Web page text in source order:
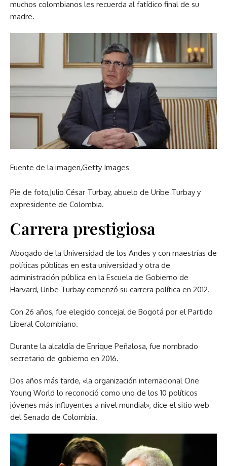
muchos colombianos les recuerda al fatídico final de su
madre.
Fuente de la imagen,Getty Images
Pie de foto,Julio César Turbay, abuelo de Uribe Turbay y
expresidente de Colombia.
Carrera prestigiosa
Abogado de la Universidad de los Andes y con maestrías de
políticas públicas en esta universidad y otra de
administración pública en la Escuela de Gobierno de
Harvard, Uribe Turbay comenzó su carrera política en 2012.
Con 26 años, fue elegido concejal de Bogotá por el Partido
Liberal Colombiano.
Durante la alcaldía de Enrique Peñalosa, fue nombrado
secretario de gobierno en 2016.
Dos años más tarde, «la organización internacional One
Young World lo reconoció como uno de los 10 políticos
jóvenes más influyentes a nivel mundial», dice el sitio web
del Senado de Colombia.